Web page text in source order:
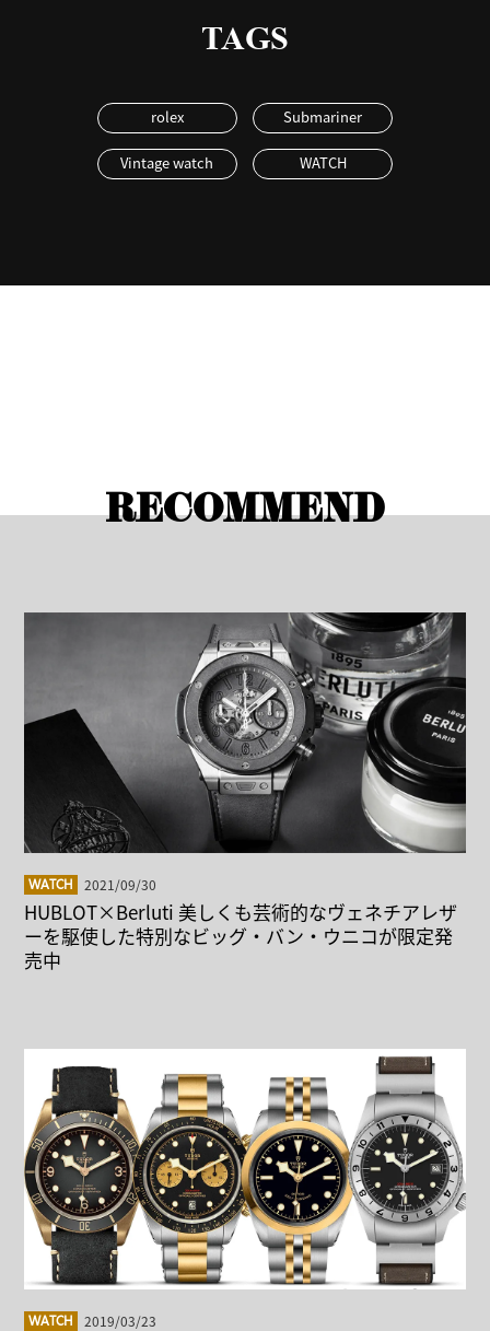
TAGS
rolex Submariner
Vintage watch WATCH
RECOMMEND
WATCH 2021/09/30
HUBLOT×Berluti 美しくも芸術的なヴェネチアレザ
ーを駆使した特別なビッグ・バン・ウニコが限定発
売中
WATCH 2019/03/23